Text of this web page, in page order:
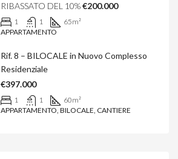
RIBASSATO DEL 10%€200.000
1 1 65m²
APPARTAMENTO
Rif. 8 – BILOCALE in Nuovo Complesso
Residenziale
€397.000
1 1 60m²
APPARTAMENTO, BILOCALE, CANTIERE